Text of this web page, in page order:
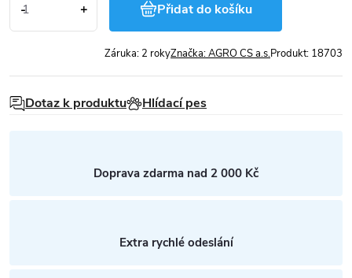
Přidat do košíku
Značka:AGRO CS a.s.
Záruka: 2 roky Produkt: 18703
Dotaz k produktu Hlídací pes
Doprava zdarma nad 2 000 Kč
Extra rychlé odeslání